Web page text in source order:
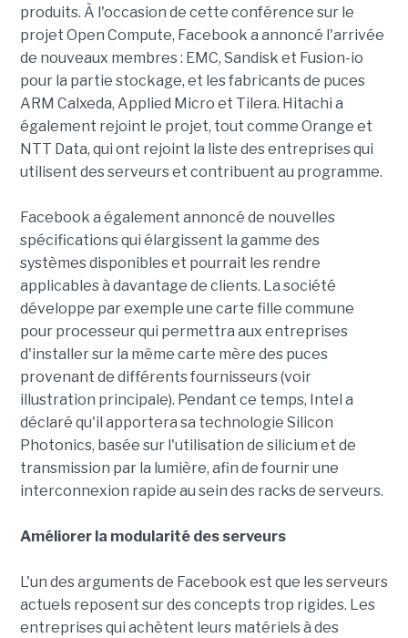
produits. À l'occasion de cette conférence sur le
projet Open Compute, Facebook a annoncé l'arrivée
de nouveaux membres : EMC, Sandisk et Fusion-io
pour la partie stockage, et les fabricants de puces
ARM Calxeda, Applied Micro et Tilera. Hitachi a
également rejoint le projet, tout comme Orange et
NTT Data, qui ont rejoint la liste des entreprises qui
utilisent des serveurs et contribuent au programme.
Facebook a également annoncé de nouvelles
spécifications qui élargissent la gamme des
systèmes disponibles et pourrait les rendre
applicables à davantage de clients. La société
développe par exemple une carte fille commune
pour processeur qui permettra aux entreprises
d'installer sur la même carte mère des puces
provenant de différents fournisseurs (voir
illustration principale). Pendant ce temps, Intel a
déclaré qu'il apportera sa technologie Silicon
Photonics, basée sur l'utilisation de silicium et de
transmission par la lumière, afin de fournir une
interconnexion rapide au sein des racks de serveurs.
Améliorer la modularité des serveurs
L'un des arguments de Facebook est que les serveurs
actuels reposent sur des concepts trop rigides. Les
entreprises qui achètent leurs matériels à des